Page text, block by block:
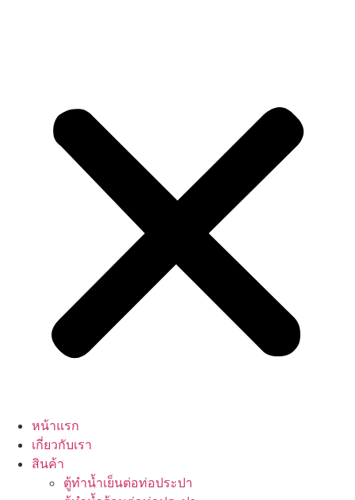
หน้าแรก
เกี่ยวกับเรา
สินค้า
ตู้ทำน้ำเย็นต่อท่อประปา